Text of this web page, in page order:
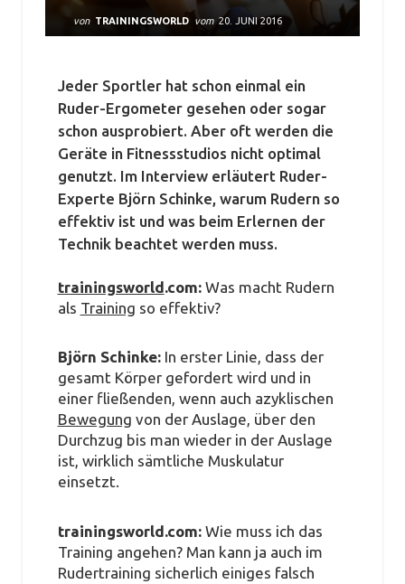
von TRAININGSWORLD vom 20. JUNI 2016
Jeder Sportler hat schon einmal ein
Ruder-Ergometer gesehen oder sogar
schon ausprobiert. Aber oft werden die
Geräte in Fitnessstudios nicht optimal
genutzt. Im Interview erläutert Ruder-
Experte Björn Schinke, warum Rudern so
effektiv ist und was beim Erlernen der
Technik beachtet werden muss.
trainingsworld.com: Was macht Rudern
als Training so effektiv?
Björn Schinke: In erster Linie, dass der
gesamt Körper gefordert wird und in
einer fließenden, wenn auch azyklischen
Bewegung von der Auslage, über den
Durchzug bis man wieder in der Auslage
ist, wirklich sämtliche Muskulatur
einsetzt.
trainingsworld.com: Wie muss ich das
Training angehen? Man kann ja auch im
Rudertraining sicherlich einiges falsch